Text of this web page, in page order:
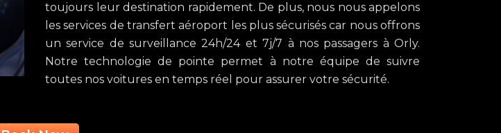
toujours leur destination rapidement. De plus, nous nous appelons
les services de transfert aéroport les plus sécurisés car nous offrons
un service de surveillance 24h/24 et 7j/7 à nos passagers à Orly.
Notre technologie de pointe permet à notre équipe de suivre
toutes nos voitures en temps réel pour assurer votre sécurité.